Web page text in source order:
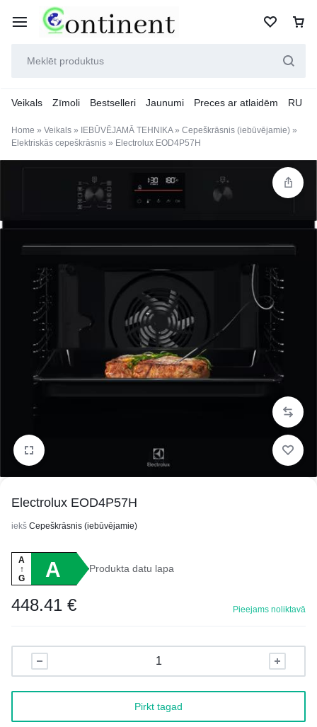
Veikals Zīmoli Bestselleri Jaunumi Preces ar atlaidēm RU
Home » Veikals » IEBŪVĒJAMĀ TEHNIKA» Cepeškrāsnis (iebūvējamie) »
Elektriskās cepeškrāsnis » Electrolux EOD4P57H
1/5
Electrolux EOD4P57H
iekš Cepeškrāsnis (iebūvējamie)
A
↑
G
A Produkta datu lapa
448.41 € Pieejams noliktavā
Pirkt tagad